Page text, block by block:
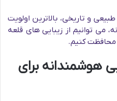
و تاریخی، بالاترین اولویت
می توانیم از زیبایی های قلعه
محافظت کنیم.
هوشمندانه برای